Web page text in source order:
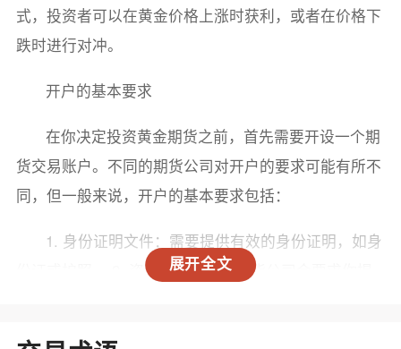
展开全文
式，投资者可以在黄金价格上涨时获利，或者在价格下
跌时进行对冲。
开户的基本要求
在你决定投资黄金期货之前，首先需要开设一个期
货交易账户。不同的期货公司对开户的要求可能有所不
同，但一般来说，开户的基本要求包括：
1. 身份证明文件：需要提供有效的身份证明，如身
份证或护照。 2. 资金证明：有些期货公司会要求你提